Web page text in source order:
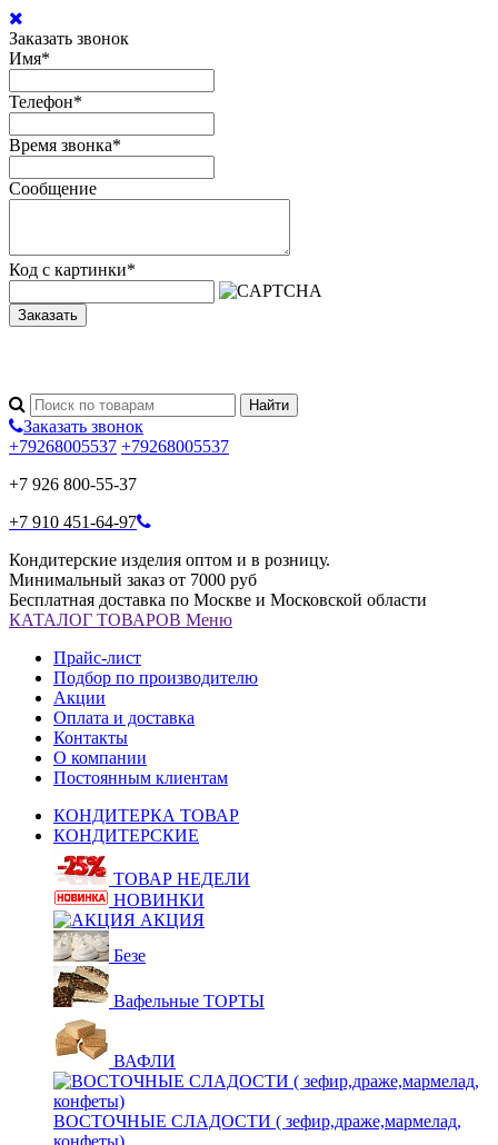
Заказать звонок
Имя*
Телефон*
Время звонка*
Сообщение
Код с картинки*
Заказать
Заказать звонок
+79268005537 +79268005537
+7 926 800-55-37
+7 910 451-64-97
Кондитерские изделия оптом и в розницу.
Минимальный заказ от 7000 руб
Бесплатная доставка по Москве и Московской области
КАТАЛОГ ТОВАРОВ Меню
Прайс-лист
Подбор по производителю
Акции
Оплата и доставка
Контакты
О компании
Постоянным клиентам
КОНДИТЕРКА ТОВАР
КОНДИТЕРСКИЕ
ТОВАР НЕДЕЛИ
НОВИНКИ
АКЦИЯ
Безе
Вафельные ТОРТЫ
ВАФЛИ
ВОСТОЧНЫЕ СЛАДОСТИ ( зефир,драже,мармелад,
конфеты)